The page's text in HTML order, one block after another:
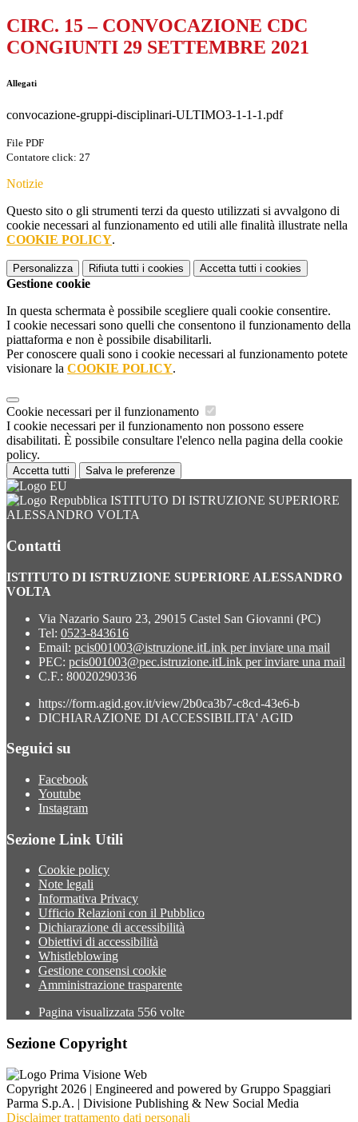
CIRC. 15 – CONVOCAZIONE CDC
CONGIUNTI 29 SETTEMBRE 2021
Allegati
convocazione-gruppi-disciplinari-ULTIMO3-1-1-1.pdf
File PDF
Contatore click: 27
Notizie
Questo sito o gli strumenti terzi da questo utilizzati si avvalgono di
cookie necessari al funzionamento ed utili alle finalità illustrate nella
COOKIE POLICY.
Personalizza Rifiuta tutti i cookies Accetta tutti i cookies
Gestione cookie
In questa schermata è possibile scegliere quali cookie consentire.
I cookie necessari sono quelli che consentono il funzionamento della
piattaforma e non è possibile disabilitarli.
Per conoscere quali sono i cookie necessari al funzionamento potete
visionare la COOKIE POLICY.
Cookie necessari per il funzionamento
I cookie necessari per il funzionamento non possono essere
disabilitati. È possibile consultare l'elenco nella pagina della cookie
policy.
Accetta tutti Salva le preferenze
ISTITUTO DI ISTRUZIONE SUPERIORE
ALESSANDRO VOLTA
Contatti
ISTITUTO DI ISTRUZIONE SUPERIORE ALESSANDRO
VOLTA
Via Nazario Sauro 23, 29015 Castel San Giovanni (PC)
Tel: 0523-843616
Email: pcis001003@istruzione.itLink per inviare una mail
PEC: pcis001003@pec.istruzione.itLink per inviare una mail
C.F.: 80020290336
https://form.agid.gov.it/view/2b0ca3b7-c8cd-43e6-b
DICHIARAZIONE DI ACCESSIBILITA' AGID
Seguici su
Facebook
Youtube
Instagram
Sezione Link Utili
Cookie policy
Note legali
Informativa Privacy
Ufficio Relazioni con il Pubblico
Dichiarazione di accessibilità
Obiettivi di accessibilità
Whistleblowing
Gestione consensi cookie
Amministrazione trasparente
Pagina visualizzata 556 volte
Sezione Copyright
Copyright 2026 | Engineered and powered by Gruppo Spaggiari
Parma S.p.A. | Divisione Publishing & New Social Media
Disclaimer trattamento dati personali